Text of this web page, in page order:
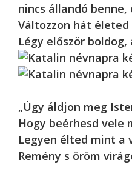
nincs állandó
Változzon hát
Légy először
„Úgy áldjon meg
Hogy beérhesd vele
Legyen élted mint a
Remény s öröm